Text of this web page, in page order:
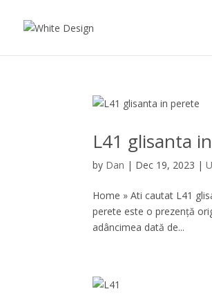
L41 glisanta
by Dan | Dec 19, 2023 |
Home » Ati cautat L41
perete este o prezență
adâncimea dată de...